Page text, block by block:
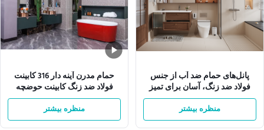
پانل‌های حمام ضد آب از جنس
فولاد ضد زنگ، آسان برای تمیز
کردن، مطابق با استاندارد ASTM،
مقاوم در برابر خوردگی، بادوام و
برای مصارف سازمانی
منظره بیشتر
حمام مدرن آینه دار 316 کابینت
فولاد ضد زنگ کابینت حوضچه
مس
منظره بیشتر